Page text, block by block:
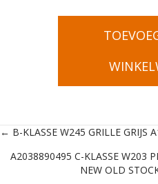
Posts
navigation
← B-KLASSE W245 GRILLE GRIJS
A2038890495 C-KLASSE W203
NEW OLD